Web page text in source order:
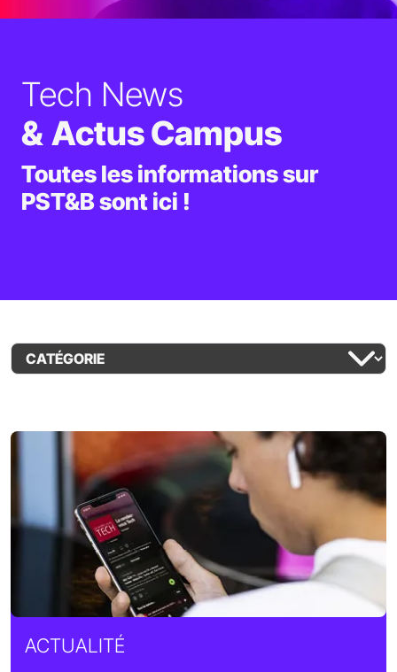
Tech News
& Actus Campus
Toutes les informations sur
PST&B sont ici !
ACTUALITÉ